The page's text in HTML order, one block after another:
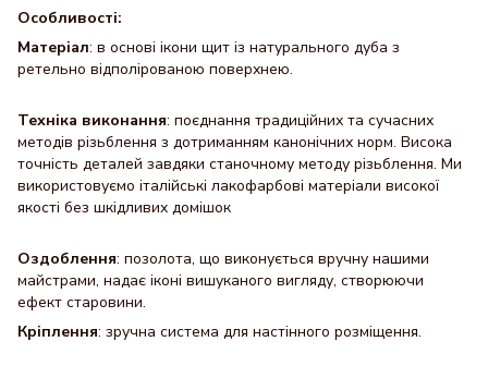
Особливості:
Матеріал: в основі ікони щит із натурального дуба з
ретельно відполірованою поверхнею.
Техніка виконання: поєднання традиційних та сучасних
методів різьблення з дотриманням канонічних норм. Висока
точність деталей завдяки станочному методу різьблення. Ми
використовуємо італійські лакофарбові матеріали високої
якості без шкідливих домішок
Оздоблення: позолота, що виконується вручну нашими
майстрами, надає іконі вишуканого вигляду, створюючи
ефект старовини.
Кріплення: зручна система для настінного розміщення.